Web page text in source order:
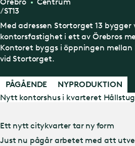
ST13
Med adressen Stortorget 13 bygger
kontorsfastighet i ett av Örebros
Kontoret byggs i öppningen mellan
vid Stortorget.
PÅGÅENDE
NYPRODUKTION
Nytt kontorshus i kvarteret
Ett nytt citykvarter tar ny form
Just nu pågår arbetet med att